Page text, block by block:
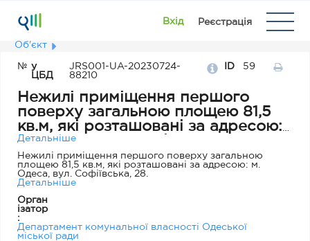
Вхід Реєстрація
Об'єкт
№ у
ЦБД
JRS001-UA-20230724-
88210
ID 59
Нежилі приміщення першого
поверху загальною площею 81,5
кв.м, які розташовані за адресою:
Детальніше
Нежилі приміщення першого поверху загальною
площею 81,5 кв.м, які розташовані за адресою: м.
Одеса, вул. Софіївська, 28.
Детальніше
Орган
ізатор
:
Департамент комунальної власності Одеської
міської ради